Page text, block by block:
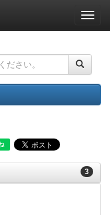
ナ
ビ
ー
ョ
ン
3